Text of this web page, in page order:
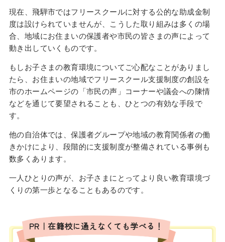
現在、飛騨市ではフリースクールに対する公的な助成金制
度は設けられていませんが、こうした取り組みは多くの場
合、地域にお住まいの保護者や市民の皆さまの声によって
動き出していくものです。
もしお子さまの教育環境についてご心配なことがありまし
たら、お住まいの地域でフリースクール支援制度の創設を
市のホームページの「市民の声」コーナーや議会への陳情
などを通じて要望されることも、ひとつの有効な手段で
す。
他の自治体では、保護者グループや地域の教育関係者の働
きかけにより、段階的に支援制度が整備されている事例も
数多くあります。
一人ひとりの声が、お子さまにとってより良い教育環境づ
くりの第一歩となることもあるのです。
PR｜在籍校に通えなくても学べる！